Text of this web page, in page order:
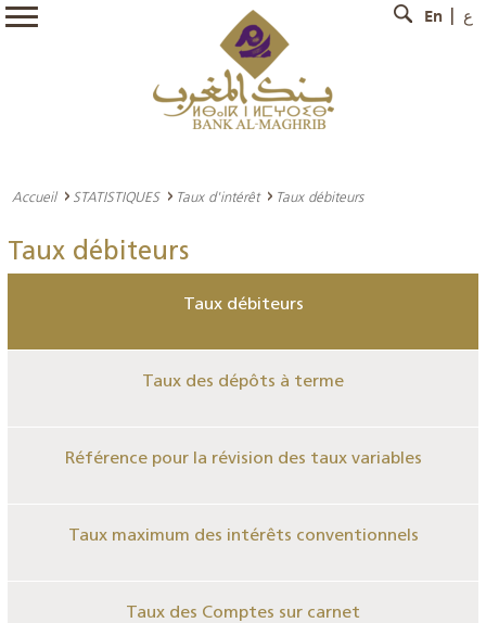
En ع
Accueil STATISTIQUES Taux d'intérêt Taux débiteurs
Taux débiteurs
Taux débiteurs
Taux des dépôts à terme
Référence pour la révision des taux variables
Taux maximum des intérêts conventionnels
Taux des Comptes sur carnet